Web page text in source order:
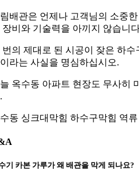
배관은 언제나 고객님의 소중
장비와 기술력을 아끼지 않습니
번의 제대로 된 시공이 잦은 하
라는 사실을 명심하십시오.
옥수동 아파트 현장도 무사히
동 싱크대막힘 하수구막힘 역
기 카본 가루가 왜 배관을 막게 되나요?